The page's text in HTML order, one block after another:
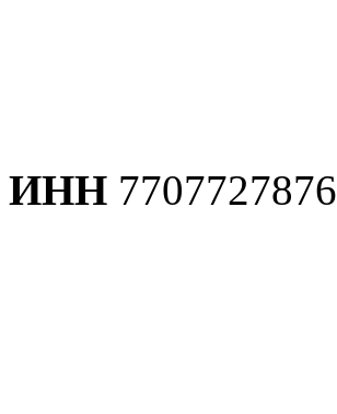
ИНН 7707727876